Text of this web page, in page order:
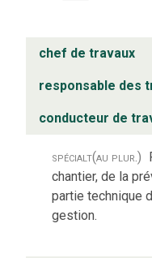
chef de travaux
responsable des
conducteur de
spécialt(au plur.)
chantier, de la
partie technique
gestion.